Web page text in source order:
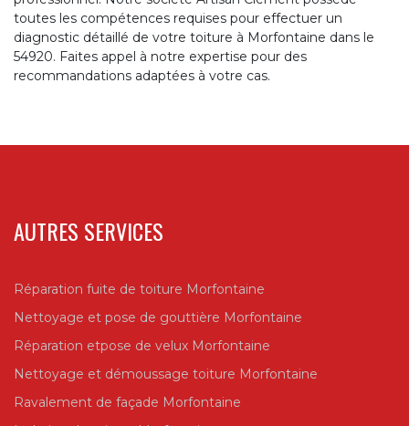
toutes les compétences requises pour effectuer un
diagnostic détaillé de votre toiture à Morfontaine dans le
54920. Faites appel à notre expertise pour des
recommandations adaptées à votre cas.
AUTRES SERVICES
Réparation fuite de toiture Morfontaine
Nettoyage et pose de gouttière Morfontaine
Réparation etpose de velux Morfontaine
Nettoyage et démoussage toiture Morfontaine
Ravalement de façade Morfontaine